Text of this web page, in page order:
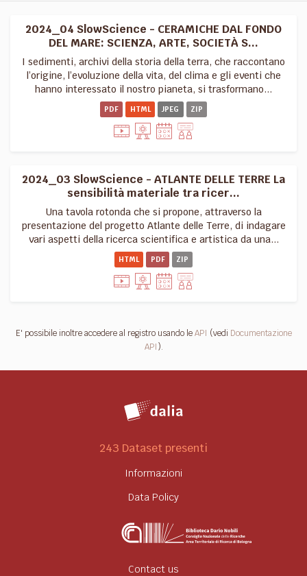
2024_04 SlowScience - CERAMICHE DAL FONDO
DEL MARE: SCIENZA, ARTE, SOCIETÀ S...
I sedimenti, archivi della storia della terra, che raccontano
l’origine, l’evoluzione della vita, del clima e gli eventi che
hanno interessato il nostro pianeta, si trasformano...
PDF HTML JPEG ZIP
2024_03 SlowScience - ATLANTE DELLE TERRE La
sensibilità materiale tra ricer...
Una tavola rotonda che si propone, attraverso la
presentazione del progetto Atlante delle Terre, di indagare
vari aspetti della ricerca scientifica e artistica da una...
HTML PDF ZIP
E' possibile inoltre accedere al registro usando leAPI (vedi Documentazione
API).
243 Dataset presenti
Informazioni
Data Policy
Contact us